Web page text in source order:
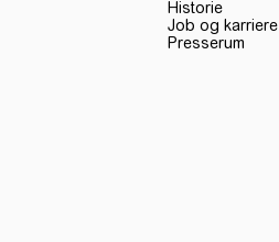
Historie
Job og karriere
Presserum